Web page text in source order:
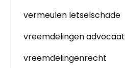
vermeulen letselschade
vreemdelingen advocaat
vreemdelingenrecht